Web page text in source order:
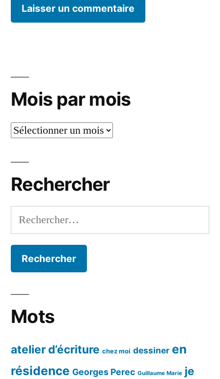
Mois par mois
Mois
Rechercher
Rechercher :
Mots
atelier d’écriture chez moi dessiner en
résidence Georges Perec Guillaume Marie je